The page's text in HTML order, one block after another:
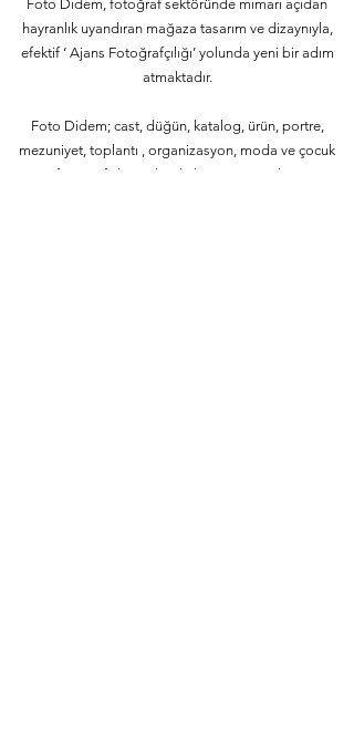
Foto Didem, fotoğraf sektöründe mimari açıdan
hayranlık uyandıran mağaza tasarım ve dizaynıyla,
efektif ‘ Ajans Fotoğrafçılığı’ yolunda yeni bir adım
atmaktadır.
Foto Didem; cast, düğün, katalog, ürün, portre,
mezuniyet, toplantı , organizasyon, moda ve çocuk
fotoğrafçılığı yolunda hizmet vermektir.